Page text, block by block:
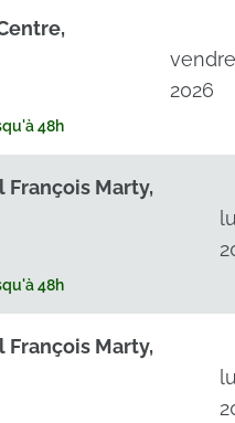
48h
2026
François Marty,
48h
François Marty,